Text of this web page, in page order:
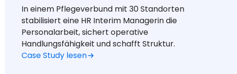
In einem Pflegeverbund mit 30 Standorten
stabilisiert eine HR Interim Managerin die
Personalarbeit, sichert operative
Handlungsfähigkeit und schafft Struktur.
Case Study lesen